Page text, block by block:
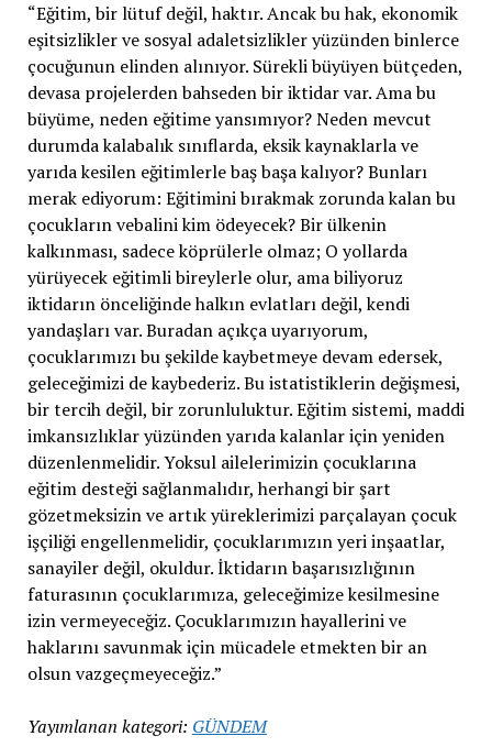
“Eğitim, bir lütuf değil, haktır. Ancak bu hak, ekonomik
eşitsizlikler ve sosyal adaletsizlikler yüzünden binlerce
çocuğunun elinden alınıyor. Sürekli büyüyen bütçeden,
devasa projelerden bahseden bir iktidar var. Ama bu
büyüme, neden eğitime yansımıyor? Neden mevcut
durumda kalabalık sınıflarda, eksik kaynaklarla ve
yarıda kesilen eğitimlerle baş başa kalıyor? Bunları
merak ediyorum: Eğitimini bırakmak zorunda kalan bu
çocukların vebalini kim ödeyecek? Bir ülkenin
kalkınması, sadece köprülerle olmaz; O yollarda
yürüyecek eğitimli bireylerle olur, ama biliyoruz
iktidarın önceliğinde halkın evlatları değil, kendi
yandaşları var. Buradan açıkça uyarıyorum,
çocuklarımızı bu şekilde kaybetmeye devam edersek,
geleceğimizi de kaybederiz. Bu istatistiklerin değişmesi,
bir tercih değil, bir zorunluluktur. Eğitim sistemi, maddi
imkansızlıklar yüzünden yarıda kalanlar için yeniden
düzenlenmelidir. Yoksul ailelerimizin çocuklarına
eğitim desteği sağlanmalıdır, herhangi bir şart
gözetmeksizin ve artık yüreklerimizi parçalayan çocuk
işçiliği engellenmelidir, çocuklarımızın yeri inşaatlar,
sanayiler değil, okuldur. İktidarın başarısızlığının
faturasının çocuklarımıza, geleceğimize kesilmesine
izin vermeyeceğiz. Çocuklarımızın hayallerini ve
haklarını savunmak için mücadele etmekten bir an
olsun vazgeçmeyeceğiz.”
Yayımlanan kategori: GÜNDEM